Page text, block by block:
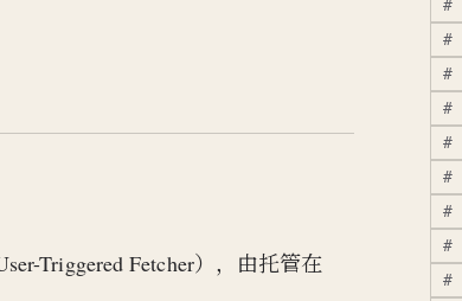
Triggered Fetcher），由托管在